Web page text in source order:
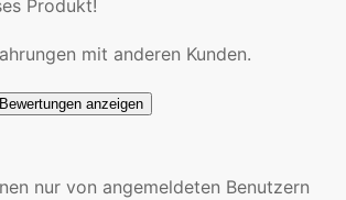
Produkt!
mit anderen Kunden.
Bewertungen anzeigen
nur von angemeldeten Benutzern